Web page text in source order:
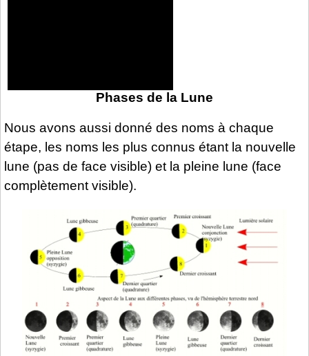
Phases de la Lune
Nous avons aussi donné des noms à chaque
étape, les noms les plus connus étant la nouvelle
lune (pas de face visible) et la pleine lune (face
complètement visible).